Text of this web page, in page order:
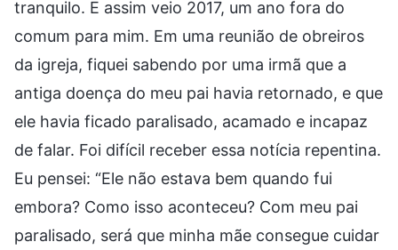
tranquilo. E assim veio 2017, um ano fora do
comum para mim. Em uma reunião de obreiros
da igreja, fiquei sabendo por uma irmã que a
antiga doença do meu pai havia retornado, e que
ele havia ficado paralisado, acamado e incapaz
de falar. Foi difícil receber essa notícia repentina.
Eu pensei: “Ele não estava bem quando fui
embora? Como isso aconteceu? Com meu pai
paralisado, será que minha mãe consegue cuidar